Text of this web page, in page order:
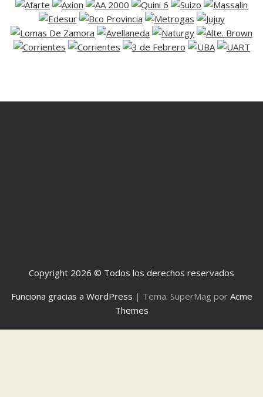
Copyright 2026 © Todos los derechos reservados
Funciona gracias a WordPress | Tema: SuperMag por Acme
Themes